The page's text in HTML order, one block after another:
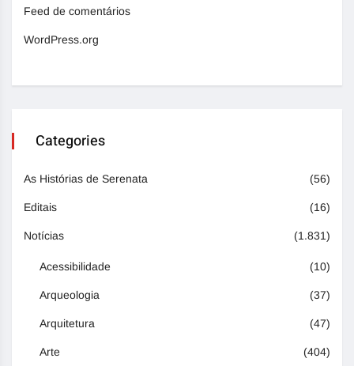
Feed de comentários
WordPress.org
Categories
As Histórias de Serenata (56)
Editais (16)
Notícias (1.831)
Acessibilidade (10)
Arqueologia (37)
Arquitetura (47)
Arte (404)